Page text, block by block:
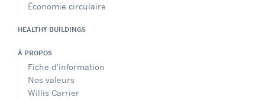
Économie circulaire
HEALTHY BUILDINGS
À PROPOS
Fiche d'information
Nos valeurs
Willis Carrier